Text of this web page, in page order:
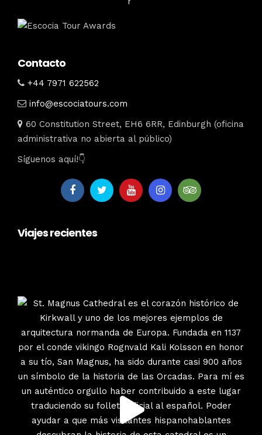
Contacto
+44 7971 622562
info@escociatours.com
60 Constitution Street, EH6 6RR, Edinburgh (oficina
administrativa no abierta al público)
Síguenos aquí!👇
Viajes recientes